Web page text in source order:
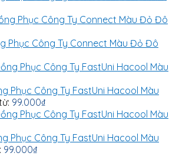
Phục Công Ty Connect Màu Đỏ Đô
Phục Công Ty FastUni Hacool Màu
99.000₫
Phục Công Ty FastUni Hacool Màu
99.000₫